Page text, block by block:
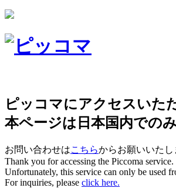
ピッコマにアクセスいた
本ページは日本国内での
お問い合わせはこちらからお願いいたし
Thank you for accessing the Piccoma service.
Unfortunately, this service can only be used
For inquiries, please click here.